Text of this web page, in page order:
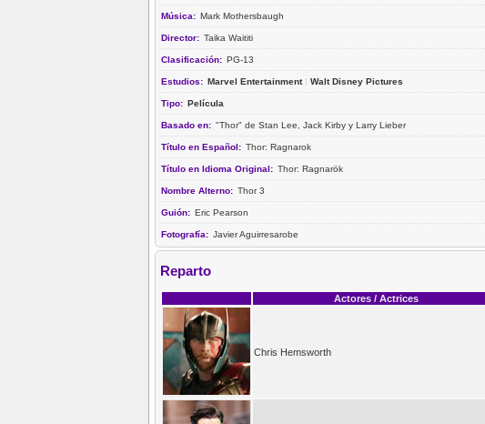
Música: Mark Mothersbaugh
Director: Taika Waititi
Clasificación: PG-13
Estudios: Marvel Entertainment| Walt Disney Pictures
Tipo: Película
Basado en: "Thor" de Stan Lee, Jack Kirby y Larry Lieber
Título en Español: Thor: Ragnarok
Título en Idioma Original: Thor: Ragnarök
Nombre Alterno: Thor 3
Guión: Eric Pearson
Fotografía: Javier Aguirresarobe
Reparto
Actores / Actrices
Chris Hemsworth